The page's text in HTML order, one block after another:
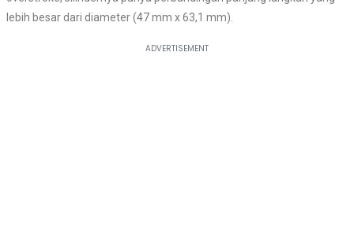
lebih besar dari diameter (47 mm x 63,1 mm).